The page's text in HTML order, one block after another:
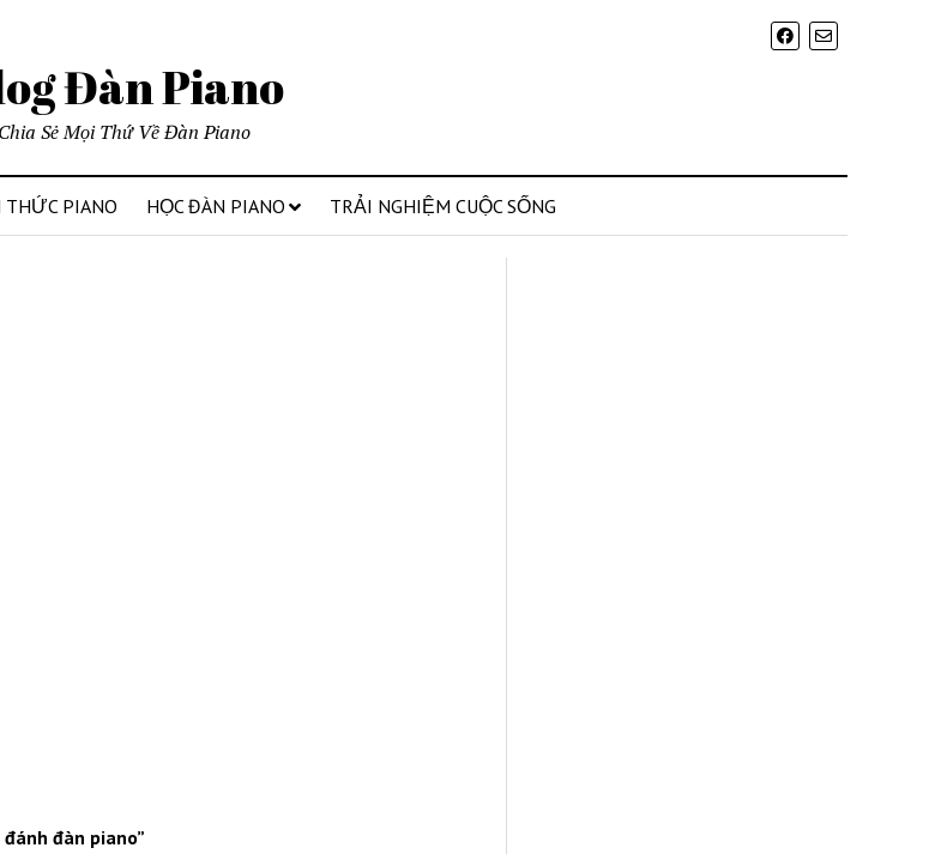
Đàn Piano
Chia Sẻ Mọi Thứ Về Đàn Piano
THỨC PIANO HỌC ĐÀN PIANO TRẢI NGHIỆM CUỘC SỐNG
đàn piano”